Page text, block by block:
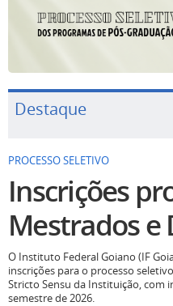
Destaque
PROCESSO SELETIVO
Inscrições
Mestrados e
O Instituto Federal Goiano (IF
inscrições para o processo
Stricto Sensu da Instituição, com
semestre de 2026.